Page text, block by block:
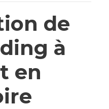
de
à
en